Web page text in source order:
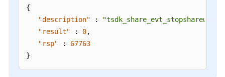
{
"description"
:
"result"
: 0,
"rsp"
:
67763
}